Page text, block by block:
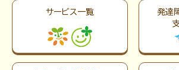
サービス一覧
発達